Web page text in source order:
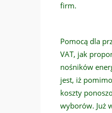
firm.
Pomocą dla
VAT, jak
nośników
jest, iż
koszty
wyborów. Już